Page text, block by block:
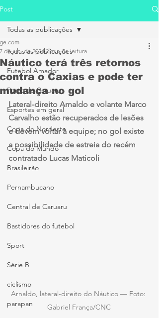
Post
Todas as publicações
Futebol Amador
Porto de Caruaru
Esportes em geral
Copa do Nordeste
Copa do Mundo
Brasileirão
Pernambucano
Central de Caruaru
Bastidores do futebol
Sport
Série B
ciclismo
parapan
Todas as publicações
Náutico terá três retornos
contra o Caxias e pode ter
mudança no gol
ge.com
7 de jun. de 2024 2 min de leitura
Lateral-direito Arnaldo e volante Marco
Carvalho estão recuperados de lesões
e devem voltar à equipe; no gol existe
a possibilidade de estreia do recém
contratado Lucas Maticoli
Arnaldo, lateral-direito do Náutico — Foto:
Gabriel França/CNC